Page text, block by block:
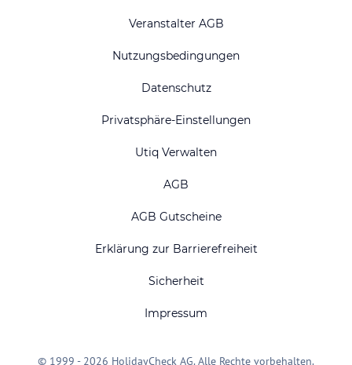
Veranstalter AGB
Nutzungsbedingungen
Datenschutz
Privatsphäre-Einstellungen
Utiq Verwalten
AGB
AGB Gutscheine
Erklärung zur Barrierefreiheit
Sicherheit
Impressum
© 1999 - 2026 HolidayCheck AG. Alle Rechte vorbehalten.